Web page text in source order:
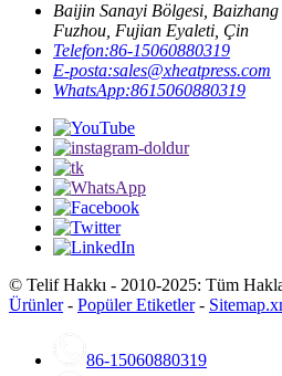
Baijin Sanayi Bölgesi, Baizhang
Fuzhou, Fujian Eyaleti, Çin
Telefon:86-15060880319
E-posta:sales@xheatpress.com
WhatsApp:8615060880319
© Telif Hakkı - 2010-2025: Tüm
Ürünler- Popüler Etiketler-
86-15060880319